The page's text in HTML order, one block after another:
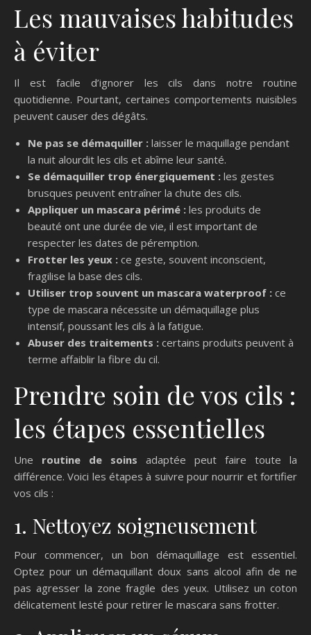
Les mauvaises habitudes
à éviter
Il est facile d’ignorer les cils dans notre routine
quotidienne. Pourtant, certaines comportements nuisibles
peuvent causer des dégâts.
Ne pas se démaquiller : laisser le maquillage pendant
la nuit alourdit les cils et abîme leur santé.
Se démaquiller trop énergiquement : les gestes
brusques peuvent entraîner la chute des cils.
Appliquer un mascara périmé : les produits de
beauté ont une durée de vie, il est important de
respecter les dates de péremption.
Frotter les yeux : ce geste, souvent inconscient,
fragilise la base des cils.
Utiliser trop souvent un mascara waterproof : ce
type de mascara nécessite un démaquillage plus
intensif, poussant les cils à la fatigue.
Abuser des traitements : certains produits peuvent à
terme affaiblir la fibre du cil.
Prendre soin de vos cils :
les étapes essentielles
Une routine de soins adaptée peut faire toute la
différence. Voici les étapes à suivre pour nourrir et fortifier
vos cils :
1. Nettoyez soigneusement
Pour commencer, un bon démaquillage est essentiel.
Optez pour un démaquillant doux sans alcool afin de ne
pas agresser la zone fragile des yeux. Utilisez un coton
délicatement lesté pour retirer le mascara sans frotter.